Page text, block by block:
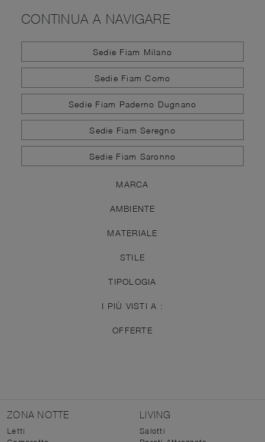
CONTINUA A NAVIGARE
Sedie Fiam Milano
Sedie Fiam Como
Sedie Fiam Paderno Dugnano
Sedie Fiam Seregno
Sedie Fiam Saronno
MARCA
AMBIENTE
MATERIALE
STILE
TIPOLOGIA
I PIÙ VISTI A :
OFFERTE
ZONA NOTTE
Letti
LIVING
Salotti